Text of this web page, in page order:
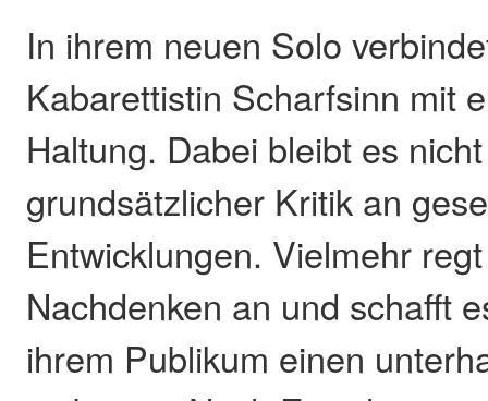
In ihrem neuen Solo
Kabarettistin Scharfsinn mit
Haltung. Dabei bleibt es
grundsätzlicher Kritik an
Entwicklungen. Vielmehr
Nachdenken an und schafft
ihrem Publikum einen